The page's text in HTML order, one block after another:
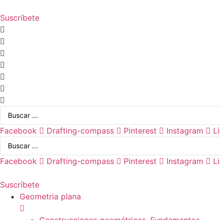
al
contenido
Suscríbete
Search
Facebook
Drafting-compass Pinterest Instagram
Search
Facebook
Drafting-compass Pinterest Instagram
Suscríbete
Geometria plana